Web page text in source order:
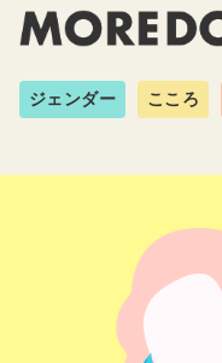
ジェンダー こころ